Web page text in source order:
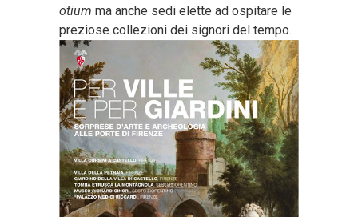
otium ma anche sedi elette ad ospitare le
preziose collezioni dei signori del tempo.